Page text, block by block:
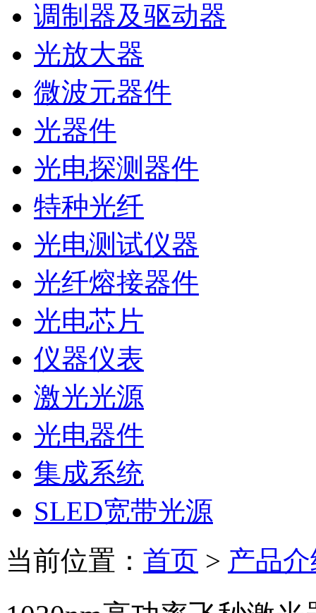
调制器及驱动器
光放大器
微波元器件
光器件
光电探测器件
特种光纤
光电测试仪器
光纤熔接器件
光电芯片
仪器仪表
激光光源
光电器件
集成系统
SLED宽带光源
当前位置： 首页 > 产品